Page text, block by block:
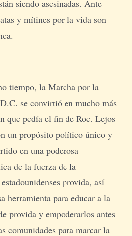
siendo asesinadas. Ante
y mítines por la vida son
tiempo, la Marcha por la
se convirtió en mucho más
que pedía el fin de Roe. Lejos
un propósito político único y
en una poderosa
de la fuerza de la
provida, así
herramienta para educar a la
provida y empoderarlos antes
comunidades para marcar la